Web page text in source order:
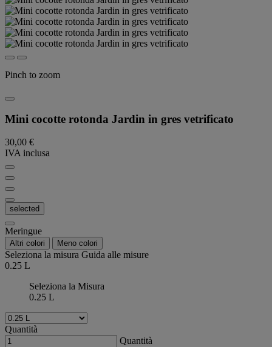
Pinch to zoom
Mini cocotte rotonda Jardin in gres vetrificato
30,00 €
IVA inclusa
selected
Meringue
Altri colori Meno colori
Seleziona la misura Guida alle misure
0.25 L
Seleziona la Misura
0.25 L
Quantità
Quantità